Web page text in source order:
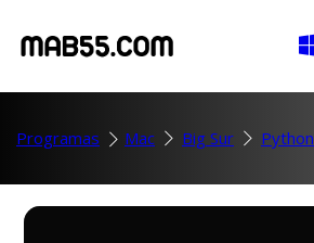
Programas Mac Big Sur Python